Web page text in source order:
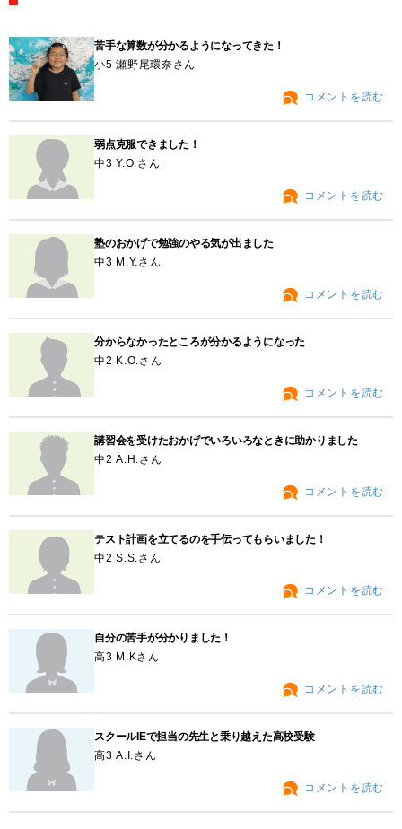
苦手な算数が分かるようになってきた！
小5 瀬野尾環奈さん
コメントを読む
弱点克服できました！
中3 Y.O.さん
コメントを読む
塾のおかげで勉強のやる気が出ました
中3 M.Y.さん
コメントを読む
分からなかったところが分かるようになった
中2 K.O.さん
コメントを読む
講習会を受けたおかげでいろいろなときに助かりました
中2 A.H.さん
コメントを読む
テスト計画を立てるのを手伝ってもらいました！
中2 S.S.さん
コメントを読む
自分の苦手が分かりました！
高3 M.Kさん
コメントを読む
スクールIEで担当の先生と乗り越えた高校受験
高3 A.I.さん
コメントを読む